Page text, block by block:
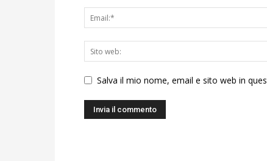
Salva il mio nome, email e sito web in